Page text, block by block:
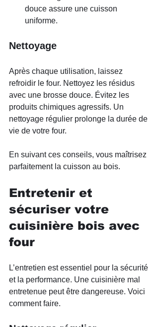
douce assure une cuisson
uniforme.
Nettoyage
Après chaque utilisation, laissez
refroidir le four. Nettoyez les résidus
avec une brosse douce. Évitez les
produits chimiques agressifs. Un
nettoyage régulier prolonge la durée de
vie de votre four.
En suivant ces conseils, vous maîtrisez
parfaitement la cuisson au bois.
Entretenir et
sécuriser votre
cuisinière bois avec
four
L’entretien est essentiel pour la sécurité
et la performance. Une cuisinière mal
entretenue peut être dangereuse. Voici
comment faire.